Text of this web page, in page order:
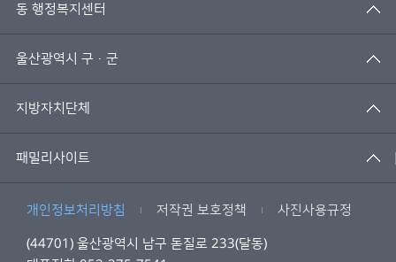
동 행정복지센터
울산광역시 구·군
지방자치단체
패밀리사이트
개인정보처리방침 저작권 보호정책 사진사용규정
(44701) 울산광역시 남구 돋질로 233(달동)